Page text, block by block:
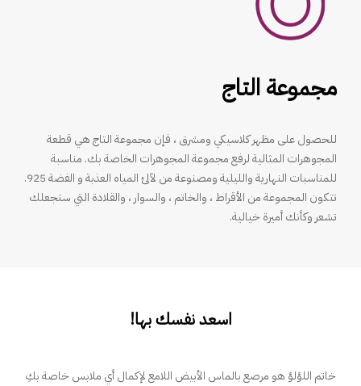
مجموعة التاج
للحصول على مظهر كلاسيكي ومشرق ، فإن مجموعة التاج هي قطعة
المجوهرات المثالية لرفع مجموعة المجوهرات الخاصة بك. مناسبة
للمناسبات النهارية والليلية ومصنوعة من لآلئ المياه العذبة و الفضة 925.
تتكون المجموعة من الأقراط ، والخاتم ، والسوار ، والقلادة التي ستجعلك
تشعر وكأنك أميرة خيالية.
اسعد نفسك بها!
خاتم اللؤلؤ هو مرصع بالماس الأبيض اللامع لإكمال أي ملابس خاصة بكِ